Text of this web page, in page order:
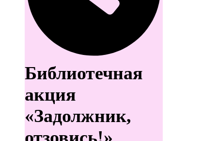
Библиотечная
акция
«Задолжник,
отзовись!»